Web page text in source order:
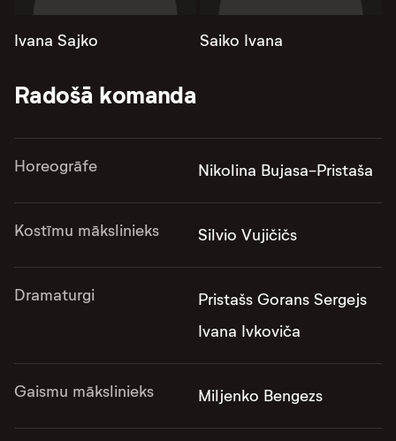
Ivana Sajko Saiko Ivana
Radošā komanda
Horeogrāfe Nikolina Bujasa-Pristaša
Kostīmu mākslinieks Silvio Vujičičs
Dramaturgi
Pristašs Gorans Sergejs
Ivana Ivkoviča
Gaismu mākslinieks Miljenko Bengezs